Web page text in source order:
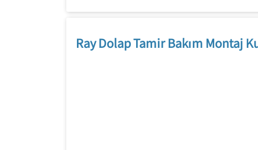
Ray Dolap Tamir Bakım Montaj